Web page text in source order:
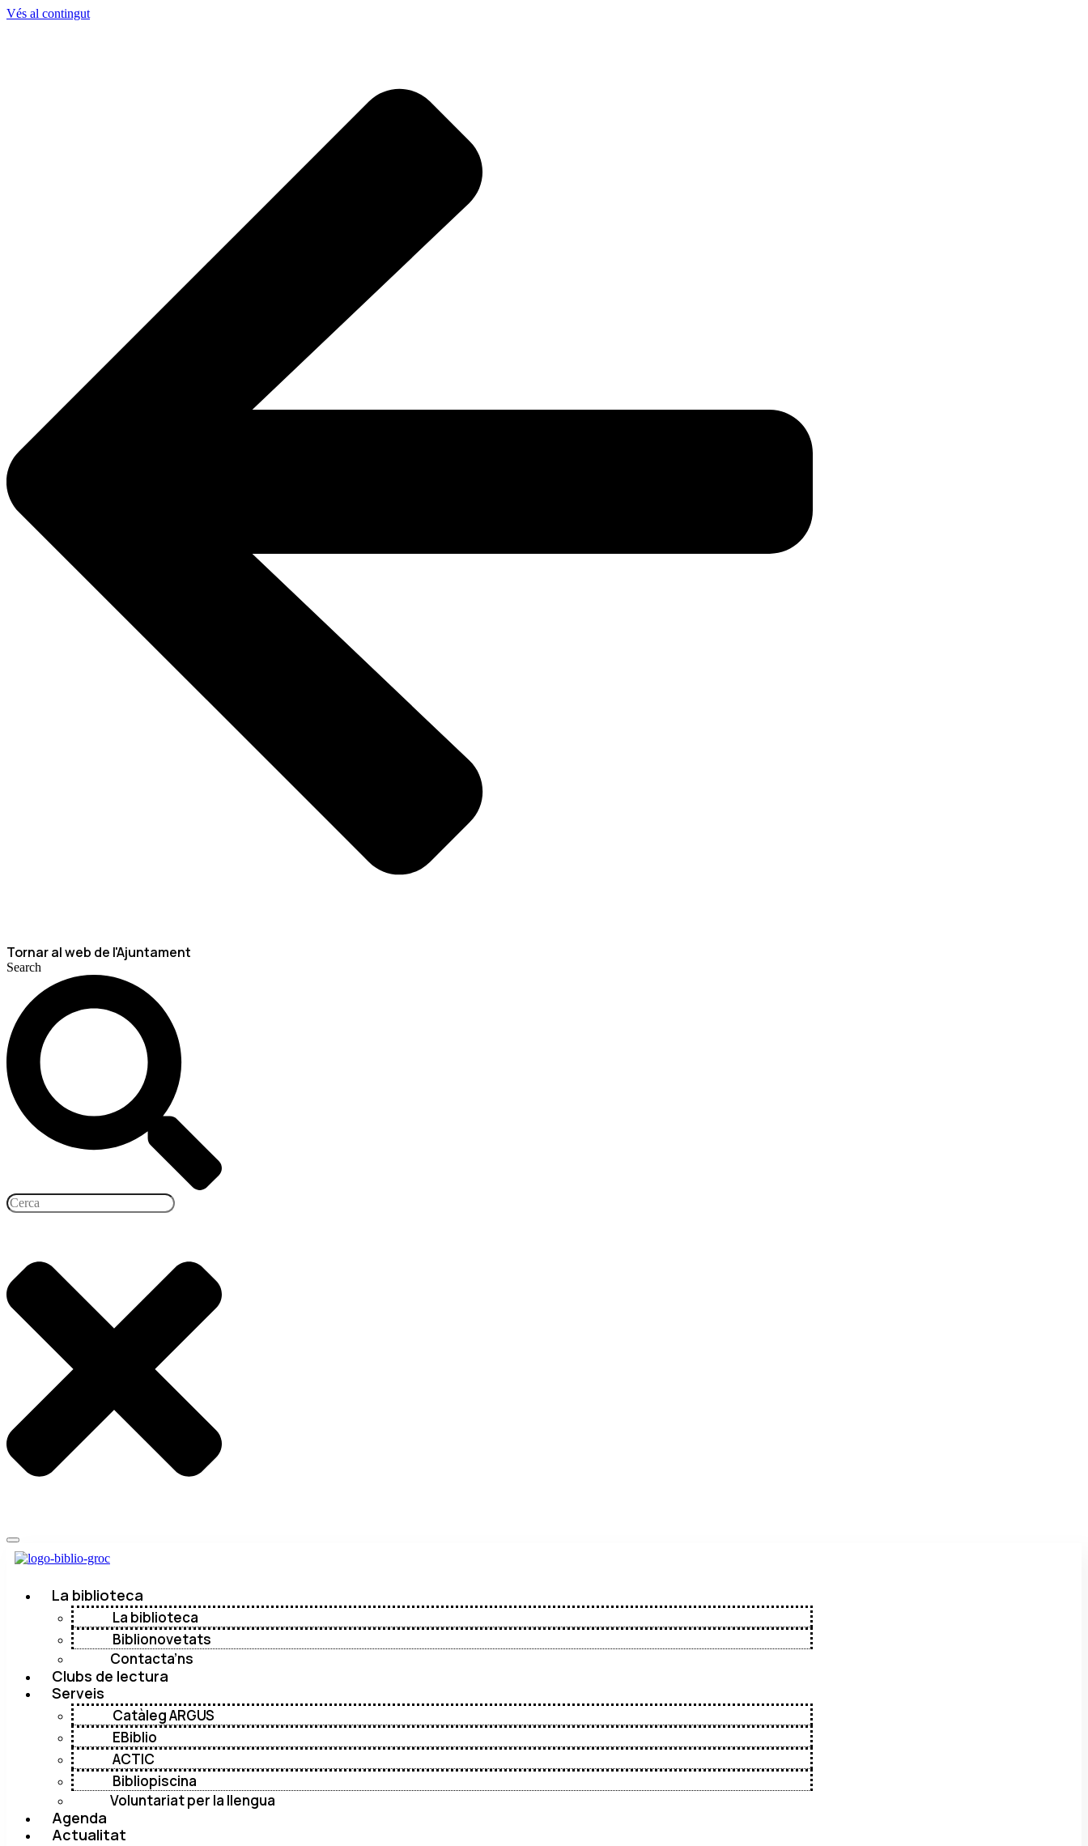
Vés al contingut
Tornar al web de l'Ajuntament
Search
La biblioteca
La biblioteca
Biblionovetats
Contacta’ns
Clubs de lectura
Serveis
Catàleg ARGUS
EBiblio
ACTIC
Bibliopiscina
Voluntariat per la llengua
Agenda
Actualitat